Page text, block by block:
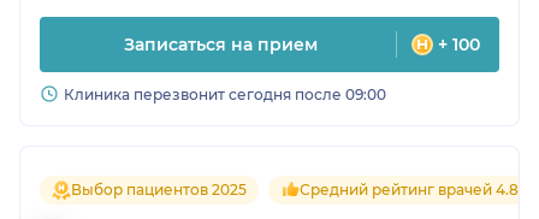
Записаться на прием + 100
Клиника перезвонит сегодня после 09:00
Выбор пациентов 2025 Средний рейтинг врачей 4.8